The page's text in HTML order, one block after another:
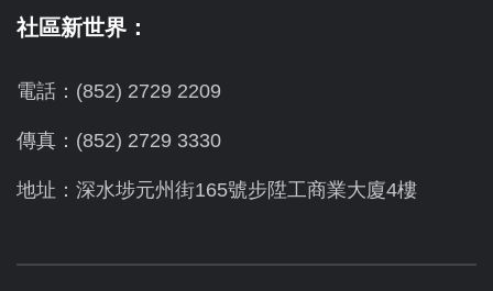
社區新世界：
電話：(852) 2729 2209
傳真：(852) 2729 3330
地址：深水埗元州街165號步陞工商業大廈4樓